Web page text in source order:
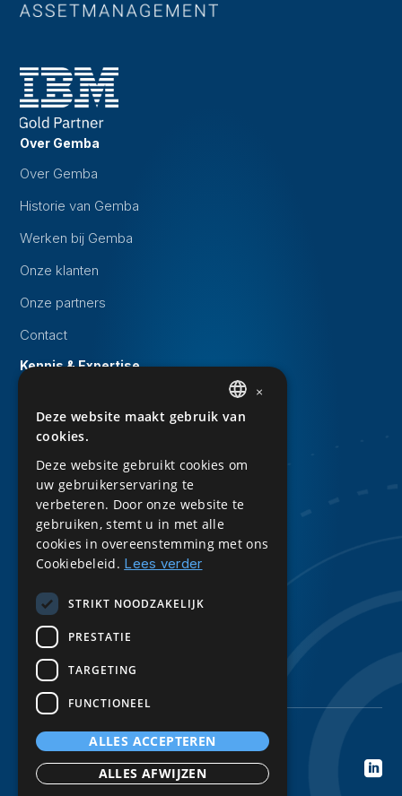
Over Gemba
Over Gemba
Historie van Gemba
Werken bij Gemba
Onze klanten
Onze partners
Contact
Kennis & Expertise
Whitepapers
Kennisbank
Downloads
Privacy Statement
Sitemap
LinkedIn
© 2026 BE Digital. All rights reserved

DUTCH
×
Deze website maakt gebruik van
cookies.
Deze website gebruikt cookies om
uw gebruikerservaring te
verbeteren. Door onze website te
gebruiken, stemt u in met alle
cookies in overeenstemming met ons
Cookiebeleid. Lees verder
STRIKT NOODZAKELIJK
PRESTATIE
TARGETING
FUNCTIONEEL
ALLES ACCEPTEREN
ALLES AFWIJZEN